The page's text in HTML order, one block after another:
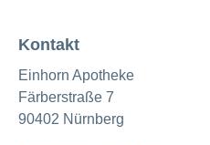
Kontakt
Einhorn Apotheke
Färberstraße 7
90402 Nürnberg